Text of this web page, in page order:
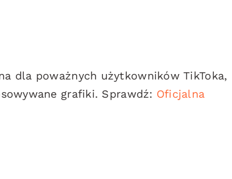
dla poważnych użytkowników TikToka,
grafiki. Sprawdź: Oficjalna